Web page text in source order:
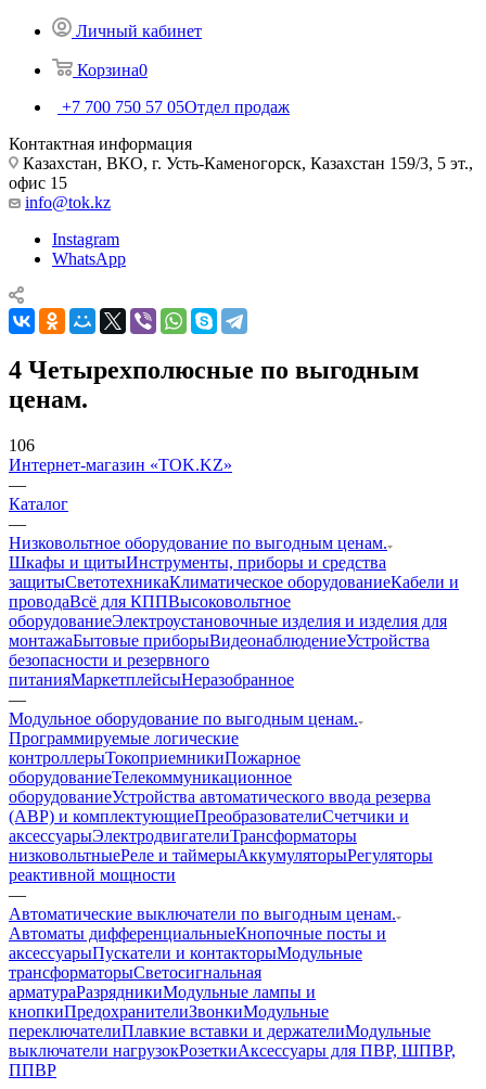
Личный кабинет
Корзина0
+7 700 750 57 05Отдел продаж
Контактная информация
Казахстан, ВКО, г. Усть-Каменогорск, Казахстан 159/3, 5 эт.,
офис 15
info@tok.kz
Instagram
WhatsApp
4 Четырехполюсные по выгодным
ценам.
106
Интернет-магазин «TOK.KZ»
—
Каталог
—
Низковольтное оборудование по выгодным ценам.
Шкафы и щитыИнструменты, приборы и средства
защитыСветотехникаКлиматическое оборудованиеКабели и
проводаВсё для КППВысоковольтное
оборудованиеЭлектроустановочные изделия и изделия для
монтажаБытовые приборыВидеонаблюдениеУстройства
безопасности и резервного
питанияМаркетплейсыНеразобранное
—
Модульное оборудование по выгодным ценам.
Программируемые логические
контроллерыТокоприемникиПожарное
оборудованиеТелекоммуникационное
оборудованиеУстройства автоматического ввода резерва
(АВР) и комплектующиеПреобразователиСчетчики и
аксессуарыЭлектродвигателиТрансформаторы
низковольтныеРеле и таймерыАккумуляторыРегуляторы
реактивной мощности
—
Автоматические выключатели по выгодным ценам.
Автоматы дифференциальныеКнопочные посты и
аксессуарыПускатели и контакторыМодульные
трансформаторыСветосигнальная
арматураРазрядникиМодульные лампы и
кнопкиПредохранителиЗвонкиМодульные
переключателиПлавкие вставки и держателиМодульные
выключатели нагрузокРозеткиАксессуары для ПВР, ШПВР,
ППВР